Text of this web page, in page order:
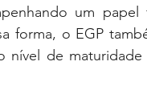
um
forma, o EGP
nível de